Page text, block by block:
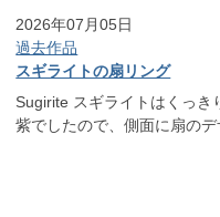
2026年07月05日
過去作品
スギライトの扇リング
Sugirite スギライトはくっき
紫でしたので、側面に扇の